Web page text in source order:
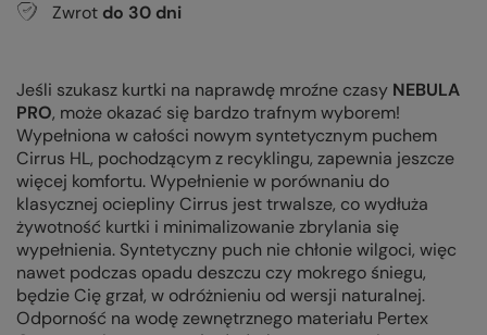
Zwrot do 30 dni
Jeśli szukasz kurtki na naprawdę mroźne czasy NEBULA
PRO, może okazać się bardzo trafnym wyborem!
Wypełniona w całości nowym syntetycznym puchem
Cirrus HL, pochodzącym z recyklingu, zapewnia jeszcze
więcej komfortu. Wypełnienie w porównaniu do
klasycznej ociepliny Cirrus jest trwalsze, co wydłuża
żywotność kurtki i minimalizowanie zbrylania się
wypełnienia. Syntetyczny puch nie chłonie wilgoci, więc
nawet podczas opadu deszczu czy mokrego śniegu,
będzie Cię grzał, w odróżnieniu od wersji naturalnej.
Odporność na wodę zewnętrznego materiału Pertex